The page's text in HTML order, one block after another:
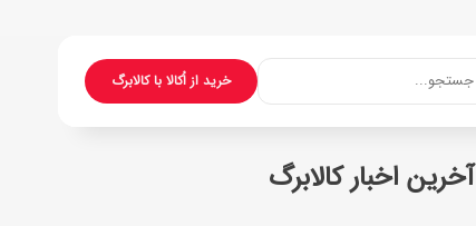
خرید از اُکالا با کالابرگجستجو...
آخرین اخبار کالابرگ